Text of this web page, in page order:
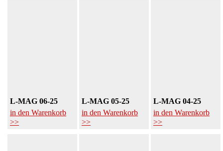
L-MAG 06-25
in den Warenkorb
>>
L-MAG 05-25
in den Warenkorb
>>
L-MAG 04-25
in den Warenkorb
>>